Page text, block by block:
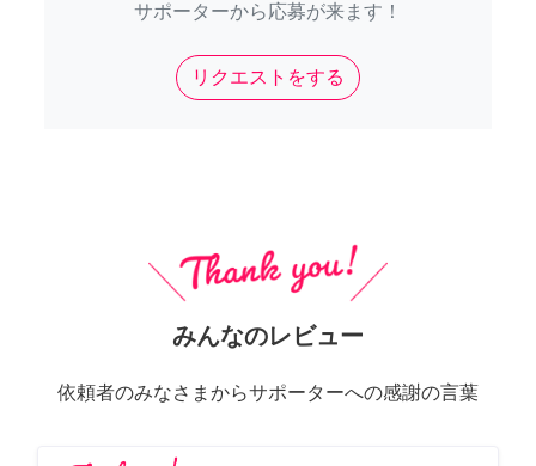
サポーターから応募が来ます！
リクエストをする
みんなのレビュー
依頼者のみなさまからサポーターへの感謝の言葉